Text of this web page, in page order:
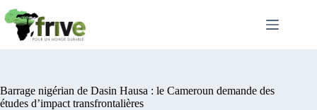
au
contenu
Barrage nigérian de Dasin Hausa : le Cameroun demande des
études d’impact transfrontalières